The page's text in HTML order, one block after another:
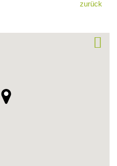
zurück